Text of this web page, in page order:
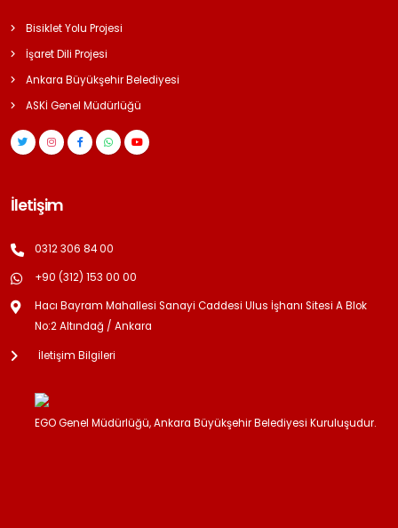
Bisiklet Yolu Projesi
İşaret Dili Projesi
Ankara Büyükşehir Belediyesi
ASKİ Genel Müdürlüğü
İletişim
0312 306 84 00
+90 (312) 153 00 00
Hacı Bayram Mahallesi Sanayi Caddesi Ulus İşhanı Sitesi A Blok
No:2 Altındağ / Ankara
İletişim Bilgileri
EGO Genel Müdürlüğü, Ankara Büyükşehir Belediyesi Kuruluşudur.